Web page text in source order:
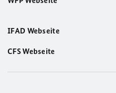
IFAD Webseite
CFS Webseite